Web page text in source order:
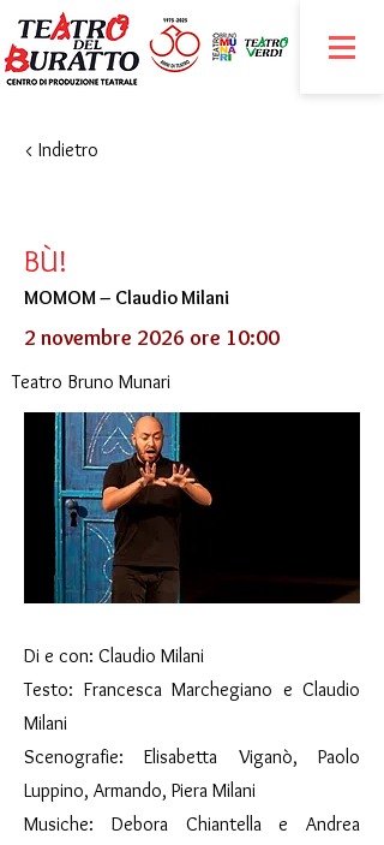
< Indietro
BÙ!
MOMOM – Claudio Milani
2 novembre 2026 ore 10:00
Teatro Bruno Munari
Di e con: Claudio Milani
Testo: Francesca Marchegiano e Claudio
Milani
Scenografie: Elisabetta Viganò, Paolo
Luppino, Armando, Piera Milani
Musiche: Debora Chiantella e Andrea